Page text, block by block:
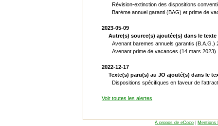
Révision-extinction des dispositions
Barème annuel garanti (BAG) et prime de
2023-05-09
Autre(s) source(s) ajoutée(s) dans le
Avenant baremes annuels garantis (B.A.G.)
Avenant prime de vacances (14 mars 2023)
2022-12-17
Texte(s) paru(s) au JO ajouté(s) dans le
Dispositions spécifiques en faveur de
Voir toutes les alertes
A propos de eCoco
Mentions